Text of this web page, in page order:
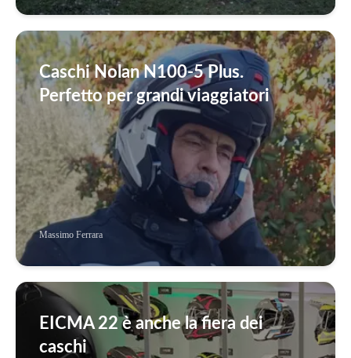
Caschi Nolan N100-5 Plus.
Perfetto per grandi viaggiatori
Massimo Ferrara
EICMA 22 è anche la fiera dei
caschi